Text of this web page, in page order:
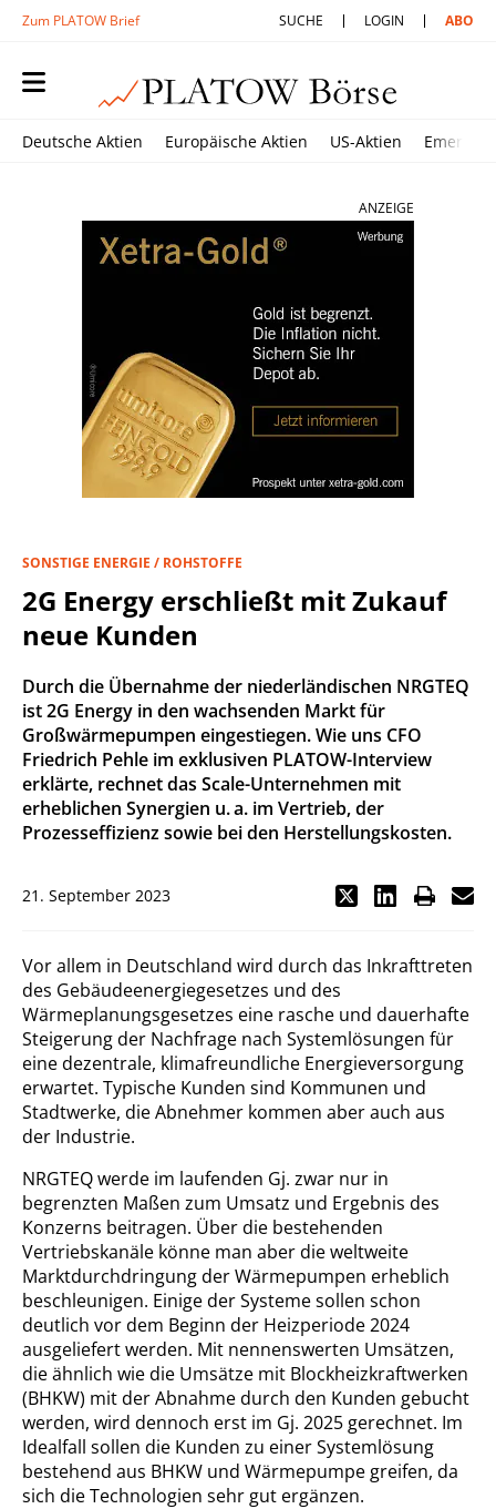
Zum PLATOW Brief SUCHE LOGIN ABO
Deutsche Aktien Europäische Aktien US-Aktien
ANZEIGE
SONSTIGE ENERGIE / ROHSTOFFE
2G Energy erschließt mit Zukauf
neue Kunden
Durch die Übernahme der niederländischen NRGTEQ
ist 2G Energy in den wachsenden Markt für
Großwärmepumpen eingestiegen. Wie uns CFO
Friedrich Pehle im exklusiven PLATOW-Interview
erklärte, rechnet das Scale-Unternehmen mit
erheblichen Synergien u. a. im Vertrieb, der
Prozesseffizienz sowie bei den Herstellungskosten.
21. September 2023
Vor allem in Deutschland wird durch das Inkrafttreten
des Gebäudeenergiegesetzes und des
Wärmeplanungsgesetzes eine rasche und dauerhafte
Steigerung der Nachfrage nach Systemlösungen für
eine dezentrale, klimafreundliche Energieversorgung
erwartet. Typische Kunden sind Kommunen und
Stadtwerke, die Abnehmer kommen aber auch aus
der Industrie.
NRGTEQ werde im laufenden Gj. zwar nur in
begrenzten Maßen zum Umsatz und Ergebnis des
Konzerns beitragen. Über die bestehenden
Vertriebskanäle könne man aber die weltweite
Marktdurchdringung der Wärmepumpen erheblich
beschleunigen. Einige der Systeme sollen schon
deutlich vor dem Beginn der Heizperiode 2024
ausgeliefert werden. Mit nennenswerten Umsätzen,
die ähnlich wie die Umsätze mit Blockheizkraftwerken
(BHKW) mit der Abnahme durch den Kunden gebucht
werden, wird dennoch erst im Gj. 2025 gerechnet. Im
Idealfall sollen die Kunden zu einer Systemlösung
bestehend aus BHKW und Wärmepumpe greifen, da
sich die Technologien sehr gut ergänzen.